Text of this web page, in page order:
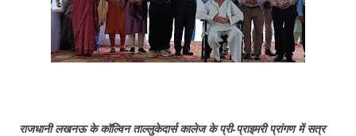
राजधानी लखनऊ के कॉल्विन ताल्लुकेदार्स कालेज केप्री-प्राइमरी प्रांगण में सत्र